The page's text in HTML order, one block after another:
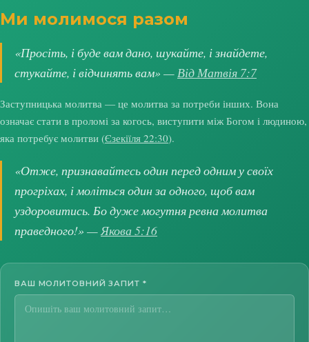
Ми молимося разом
«Просіть, і буде вам дано, шукайте, і знайдете,
стукайте, і відчинять вам» —Від Матвія 7:7
Заступницька молитва — це молитва за потреби інших. Вона
означає стати в проломі за когось, виступити між Богом і людиною,
яка потребує молитви (Єзекіїля 22:30).
«Отже, признавайтесь один перед одним у своїх
прогріхах, і моліться один за одного, щоб вам
уздоровитись. Бо дуже могутня ревна молитва
праведного!» —Якова 5:16
ВАШ МОЛИТОВНИЙ ЗАПИТ *